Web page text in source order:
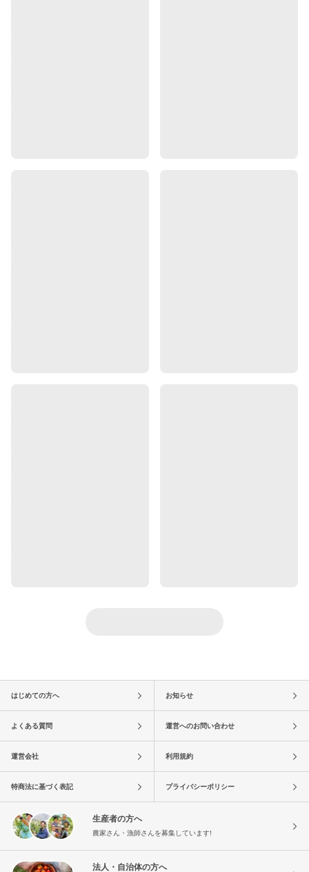
はじめての方へ お知らせ
よくある質問 運営へのお問い合わせ
運営会社 利用規約
特商法に基づく表記 プライバシーポリシー
生産者の方へ
農家さん・漁師さんを募集しています!
法人・自治体の方へ